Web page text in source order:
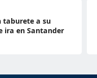
taburete a su
ira en Santander